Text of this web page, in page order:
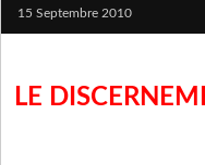
15 Septembre 2010
LE